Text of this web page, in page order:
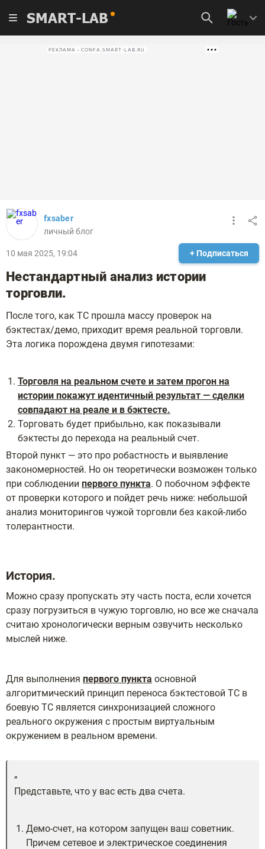
SMART-LAB
РЕКЛАМА • CONFA.SMART-LAB.RU
fxsaber
личный блог
10 мая 2025, 19:04 + Подписаться
Нестандартный анализ истории
торговли.
После того, как ТС прошла массу проверок на
бэктестах/демо, приходит время реальной торговли.
Эта логика порождена двумя гипотезами:
Торговля на реальном счете и затем прогон на
истории покажут идентичный результат — сделки
совпадают на реале и в бэктесте.
Торговать будет прибыльно, как показывали
бэктесты до перехода на реальный счет.
Второй пункт — это про робастность и выявление
закономерностей. Но он теоретически возможен только
при соблюдении первого пункта. О побочном эффекте
от проверки которого и пойдет речь ниже: небольшой
анализ мониторингов чужой торговли без какой-либо
толерантности.
История.
Можно сразу пропускать эту часть поста, если хочется
сразу погрузиться в чужую торговлю, но все же сначала
считаю хронологически верным озвучить несколько
мыслей ниже.
Для выполнения первого пункта основной
алгоритмический принцип переноса бэктестовой ТС в
боевую ТС является синхронизацией сложного
реального окружения с простым виртуальным
окружением в реальном времени.
Представьте, что у вас есть два счета.
Демо-счет, на котором запущен ваш советник.
Причем сетевое и электрическое соединения